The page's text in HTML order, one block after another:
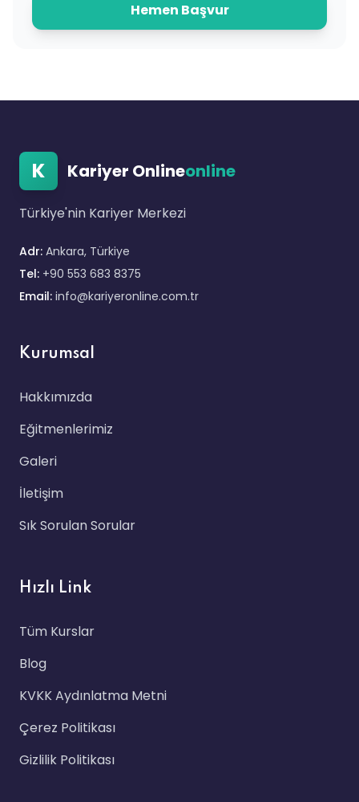
Hemen Başvur
K Kariyer Onlineonline
Türkiye'nin Kariyer Merkezi
Adr: Ankara, Türkiye
Tel: +90 553 683 8375
Email: info@kariyeronline.com.tr
Kurumsal
Hakkımızda
Eğitmenlerimiz
Galeri
İletişim
Sık Sorulan Sorular
Hızlı Link
Tüm Kurslar
Blog
KVKK Aydınlatma Metni
Çerez Politikası
Gizlilik Politikası